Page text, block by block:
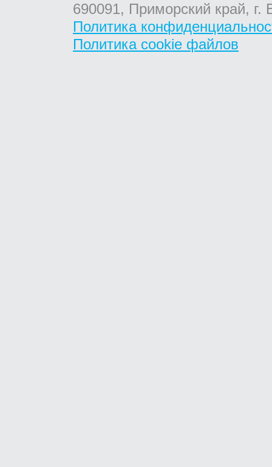
690091, Приморский край,
Политика
Политика cookie файлов